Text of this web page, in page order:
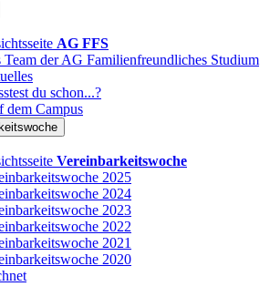
AG FFS
Team der AG Familienfreundliches Studium
du schon...?
dem Campus
Vereinbarkeitswoche
2025
2024
2023
2022
2021
2020